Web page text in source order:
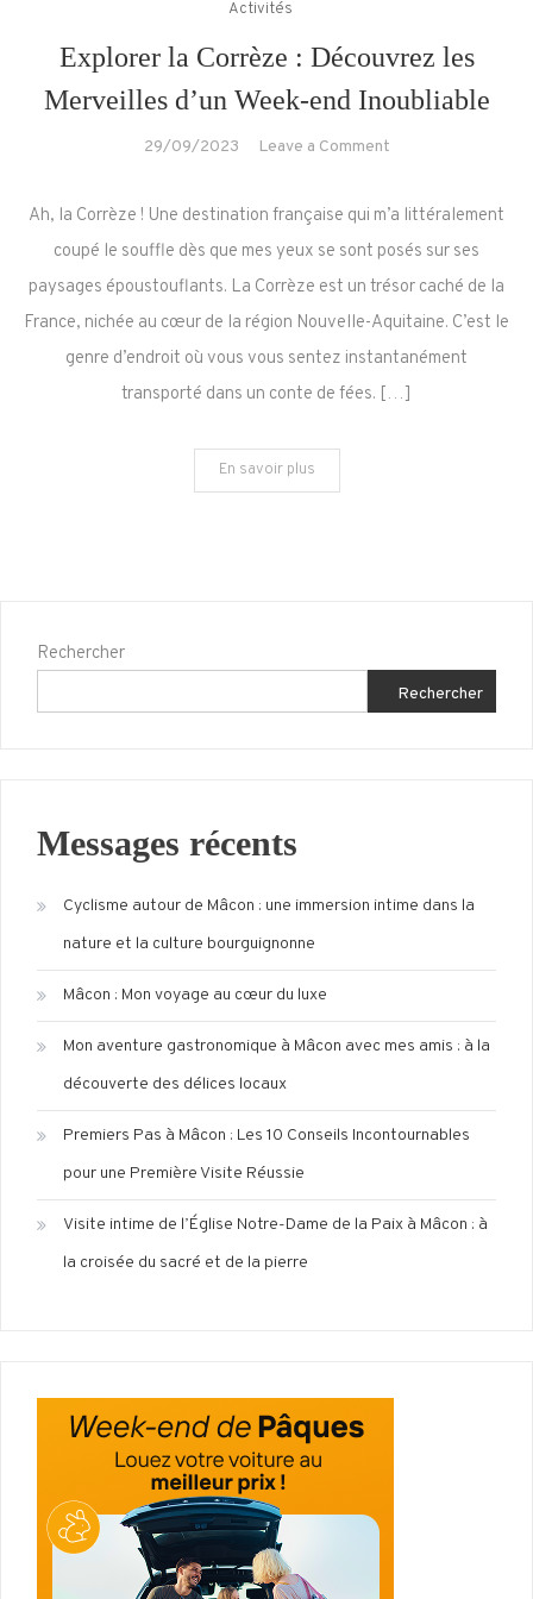
Activités
Explorer la Corrèze : Découvrez les
Merveilles d’un Week-end Inoubliable
29/09/2023 Leave a Commenton
la
Découvrez
les
Merveilles
d’un
Ah, la Corrèze ! Une destination française qui m’a littéralement
coupé le souffle dès que mes yeux se sont posés sur ses
paysages époustouflants. La Corrèze est un trésor caché de la
France, nichée au cœur de la région Nouvelle-Aquitaine. C’est le
genre d’endroit où vous vous sentez instantanément
transporté dans un conte de fées. […]
En savoir plus
Rechercher
Rechercher
Messages récents
Cyclisme autour de Mâcon : une immersion intime dans la
nature et la culture bourguignonne
Mâcon : Mon voyage au cœur du luxe
Mon aventure gastronomique à Mâcon avec mes amis : à la
découverte des délices locaux
Premiers Pas à Mâcon : Les 10 Conseils Incontournables
pour une Première Visite Réussie
Visite intime de l’Église Notre-Dame de la Paix à Mâcon : à
la croisée du sacré et de la pierre